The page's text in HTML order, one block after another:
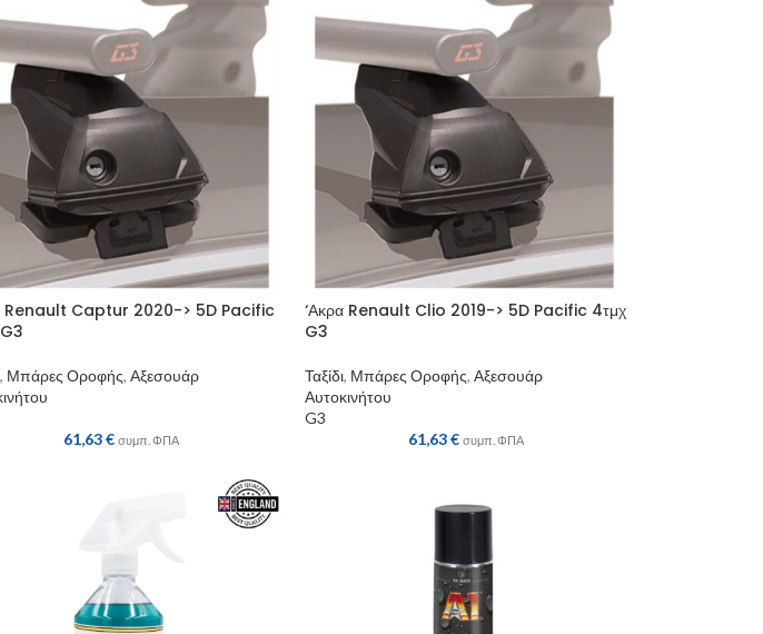
Renault Captur 2020-> 5D Pacific
, Μπάρες Οροφής, Αξεσουάρ
61,63€ συμπ. ΦΠΑ
‘Ακρα Renault Clio 2019-> 5D Pacific 4τμχ
G3
Ταξίδι, Μπάρες Οροφής, Αξεσουάρ
Αυτοκινήτου
G3
61,63€ συμπ. ΦΠΑ